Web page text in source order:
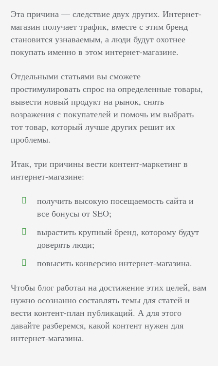
Эта причина — следствие двух других. Интернет-
магазин получает трафик, вместе с этим бренд
становится узнаваемым, а люди будут охотнее
покупать именно в этом интернет-магазине.
Отдельными статьями вы сможете
простимулировать спрос на определенные товары,
вывести новый продукт на рынок, снять
возражения с покупателей и помочь им выбрать
тот товар, который лучше других решит их
проблемы.
Итак, три причины вести контент-маркетинг в
интернет-магазине:
получить высокую посещаемость сайта и
все бонусы от SEO;
вырастить крупный бренд, которому будут
доверять люди;
повысить конверсию интернет-магазина.
Чтобы блог работал на достижение этих целей, вам
нужно осознанно составлять темы для статей и
вести контент-план публикаций. А для этого
давайте разберемся, какой контент нужен для
интернет-магазина.